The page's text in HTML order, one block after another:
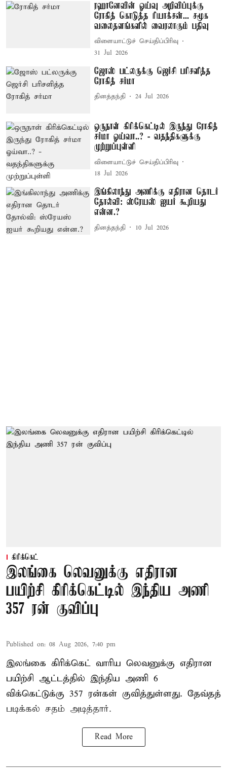
ரஹானேவின் ஓய்வு அறிவிப்புக்கு
ரோகித் கொடுத்த ரியாக்சன்... சமூக
வலைதளங்களில் வைரலாகும் பதிவு
விளையாட்டுச் செய்திப்பிரிவு
31 Jul 2026
ஜோஸ் பட்லருக்கு ஜெர்சி பரிசளித்த
ரோகித் சர்மா
தினத்தந்தி 24 Jul 2026
ஒருநாள் கிரிக்கெட்டில் இருந்து ரோகித்
சர்மா ஓய்வா..? - வதந்திகளுக்கு
முற்றுப்புள்ளி
விளையாட்டுச் செய்திப்பிரிவு
18 Jul 2026
இங்கிலாந்து அணிக்கு எதிரான தொடர்
தோல்வி: ஸ்ரேயஸ் ஐயர் கூறியது
என்ன.?
தினத்தந்தி 10 Jul 2026
கிரிக்கெட்
இலங்கை லெவனுக்கு எதிரான
பயிற்சி கிரிக்கெட்டில் இந்திய அணி
357 ரன் குவிப்பு
Published on: 08 Aug 2026, 7:40 pm
இலங்கை கிரிக்கெட் வாரிய லெவனுக்கு எதிரான
பயிற்சி ஆட்டத்தில் இந்திய அணி 6
விக்கெட்டுக்கு 357 ரன்கள் குவித்துள்ளது. தேவ்தத்
படிக்கல் சதம் அடித்தார்.
Read More